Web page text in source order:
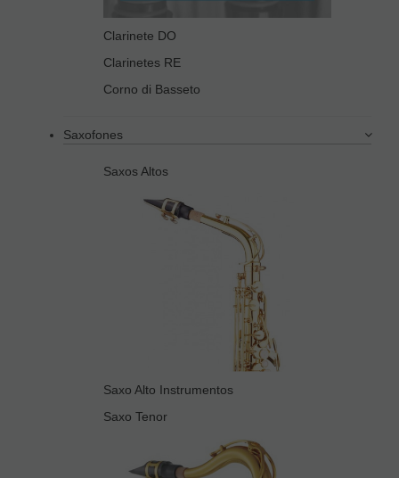
Clarinete DO
Clarinetes RE
Corno di Basseto
Saxofones
Saxos Altos
Saxo Alto Instrumentos
Saxo Tenor